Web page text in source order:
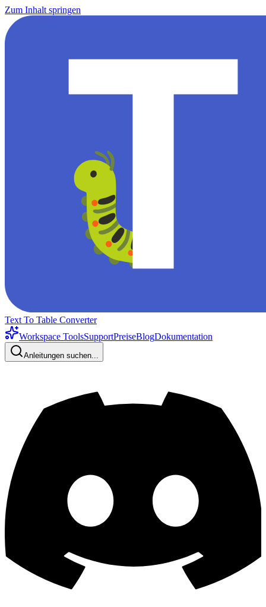
Zum Inhalt springen
Text To Table Converter
Workspace ToolsSupportPreiseBlogDokumentation
Anleitungen suchen...